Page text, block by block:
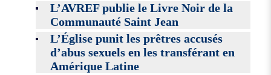
L’AVREF publie le Livre Noir de la
Communauté Saint Jean
L’Église punit les prêtres accusés
d’abus sexuels en les transférant en
Amérique Latine